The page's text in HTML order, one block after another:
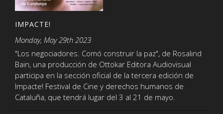
IMPACTE!
Monday, May 29th 2023
"Los negociadores. Comó construir la paz", de Rosalind
Bain, una producción de Ottokar Editora Audiovisual
participa en la sección oficial de la tercera edición de
Impacte! Festival de Cine y derechos humanos de
Cataluña, que tendrá lugar del 3 al 21 de mayo.